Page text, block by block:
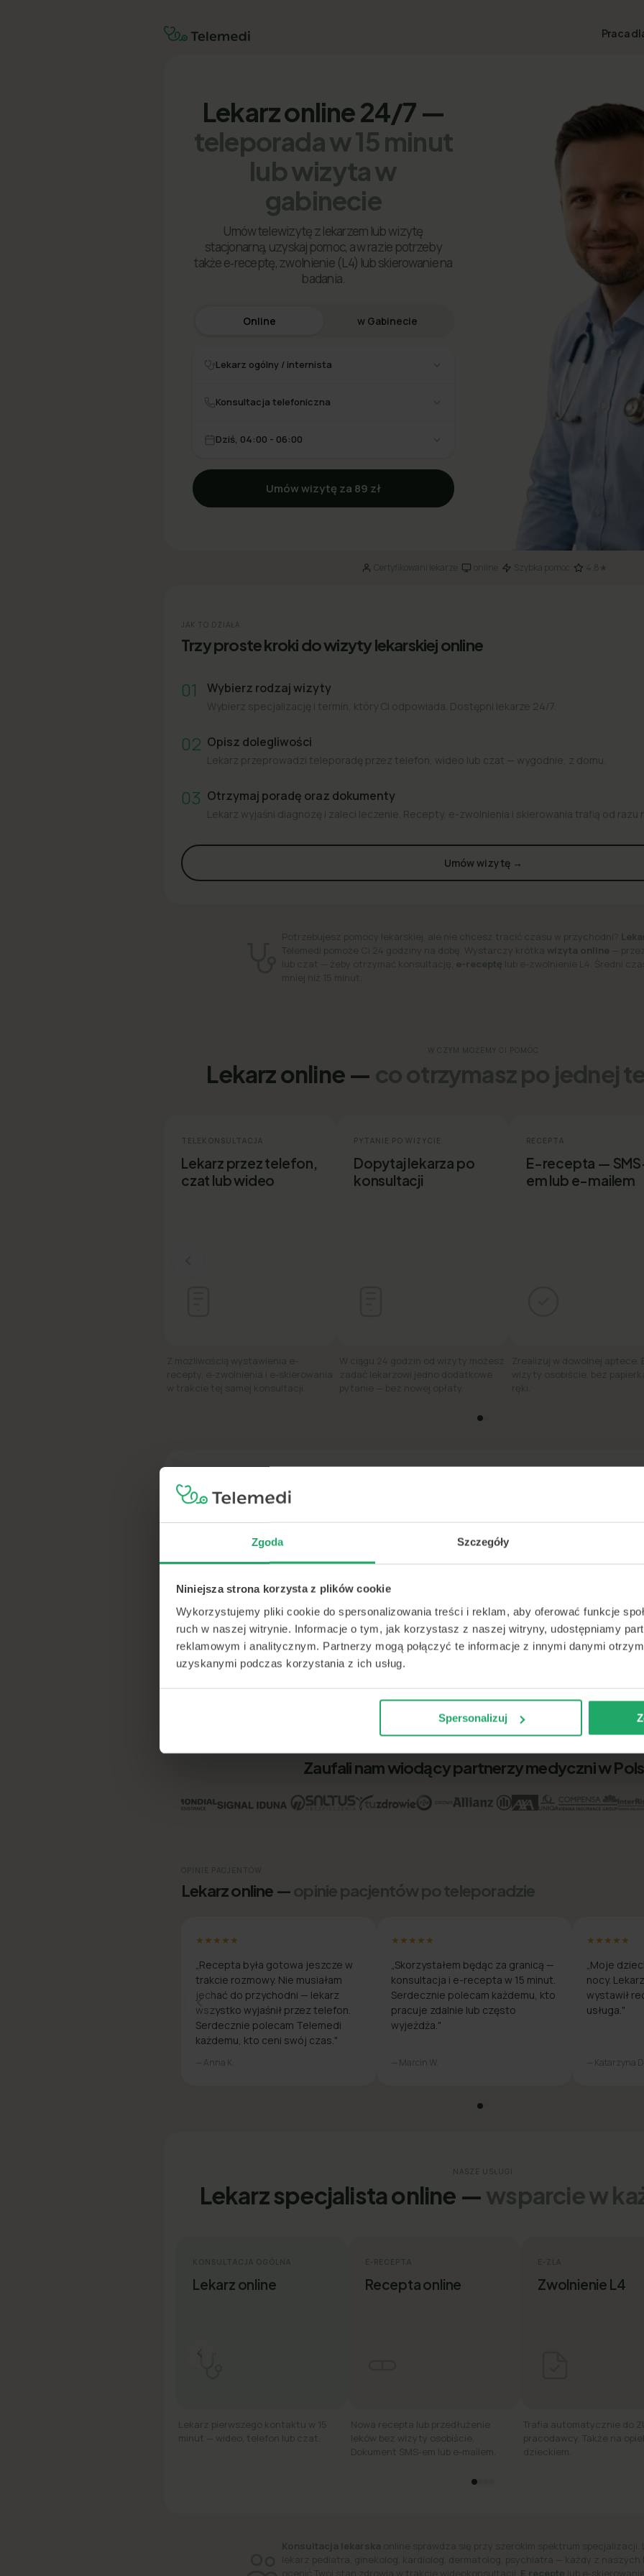
Zgoda Szczegóły
Niniejsza strona korzysta z plików cookie
Wykorzystujemy pliki cookie do spersonalizowania treści i reklam, aby oferować funkcje
ruch w naszej witrynie. Informacje o tym, jak korzystasz z naszej witryny, udostępniamy
reklamowym i analitycznym. Partnerzy mogą połączyć te informacje z innymi danymi
uzyskanymi podczas korzystania z ich usług.
Spersonalizuj
Praca
Lekarz online 24/7 —
teleporada w 15 minut
lub wizyta w
gabinecie
Umów telewizytę z lekarzem lub wizytę
stacjonarną, uzyskaj pomoc, a w razie potrzeby
także e‑receptę, zwolnienie (L4) lub skierowanie na
badania.
Online w Gabinecie
Lekarz ogólny / internista
Konsultacja telefoniczna
Dziś, 04:00 - 06:00
Umów wizytę za 89 zł
Certyfikowani lekarze· online· Szybka pomoc 4.8★
JAK TO DZIAŁA
Trzy proste kroki do wizyty lekarskiej online
01 Wybierz rodzaj wizyty
Wybierz specjalizację i termin, który Ci odpowiada. Dostępni lekarze 24/7.
02 Opisz dolegliwości
Lekarz przeprowadzi teleporadę przez telefon, wideo lub czat — wygodnie, z domu.
03 Otrzymaj poradę oraz dokumenty
Lekarz wyjaśni diagnozę i zaleci leczenie. Recepty, e-zwolnienia i skierowania trafią od razu
Umów wizytę →
Potrzebujesz pomocy lekarskiej, ale nie chcesz tracić czasu w przychodni?
Telemedi pomoże Ci 24 godziny na dobę. Wystarczy krótka wizyta online —
lub czat — żeby otrzymać konsultację, e-receptę lub e-zwolnienie L4. Średni
mniej niż 15 minut.
W CZYM MOŻEMY CI POMÓC
Lekarz online — co otrzymasz po jednej
TELEKONSULTACJA
Lekarz przez telefon,
czat lub wideo
Z możliwością wystawienia e-
recepty, e-zwolnienia i e-skierowania
w trakcie tej samej konsultacji.
PYTANIE PO WIZYCIE
Dopytaj lekarza po
konsultacji
W ciągu 24 godzin od wizyty możesz
zadać lekarzowi jedno dodatkowe
pytanie — bez nowej opłaty.
RECEPTA
E-recepta —
em lub e-mailem
Zrealizuj w dowolnej aptece.
wizyty osobiście, bez
ręki.
Telemedi #1 w szybkiej poradzie lekarskiej online w
600+
lekarzy
<15m
App Store
Google Play
Zaufali nam wiodący partnerzy medyczni w
OPINIE PACJENTÓW
Lekarz online —opinie pacjentów po teleporadzie
★★★★★
„Recepta była gotowa jeszcze w
trakcie rozmowy. Nie musiałam
jechać do przychodni — lekarz
wszystko wyjaśnił przez telefon.
Serdecznie polecam Telemedi
każdemu, kto ceni swój czas."
— Anna K.
★★★★★
„Skorzystałem będąc za granicą —
konsultacja i e-recepta w 15 minut.
Serdecznie polecam każdemu, kto
pracuje zdalnie lub często
wyjeżdża."
— Marcin W.
★★★★★
„Moje
nocy.
wystawił
usługa."
— Katarzyna D.
NASZE USŁUGI
Lekarz specjalista online — wsparcie w
Lekarz online
Lekarz pierwszego kontaktu w 15
minut — wideo, telefon lub czat.
E-RECEPTA
Recepta online
Nowa recepta lub przedłużenie
leków bez wizyty osobiście.
Dokument SMS-em lub e-mailem.
E-ZLA
Zwolnienie L4
Trafia automatycznie do
pracodawcy. Także na
dzieckiem.
Konsultacja lekarska online sprawdza się przy szerokim spektrum specjalizacji.
lekarz pediatra, ginekolog, kardiolog, dermatolog, psychiatra — każdy z naszych
ocenić Twój stan zdrowia w trakcie wideokonsultacji. E receptę lub e-